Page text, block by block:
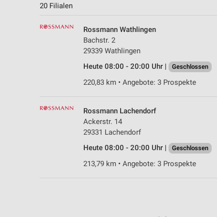
20 Filialen
Rossmann Wathlingen
Bachstr. 2
29339 Wathlingen
Heute 08:00 - 20:00 Uhr |
Geschlossen
220,83 km • Angebote: 3 Prospekte
Rossmann Lachendorf
Ackerstr. 14
29331 Lachendorf
Heute 08:00 - 20:00 Uhr |
Geschlossen
213,79 km • Angebote: 3 Prospekte